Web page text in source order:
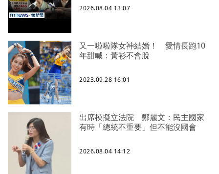
2026.08.04 13:07
又一啦啦隊女神結婚！ 愛情長跑10
年甜喊：黃衫不會脫
2023.09.28 16:01
出席模擬立法院 鄭麗文：民主國家
有時「總統不重要」但不能沒國會
2026.08.04 14:12